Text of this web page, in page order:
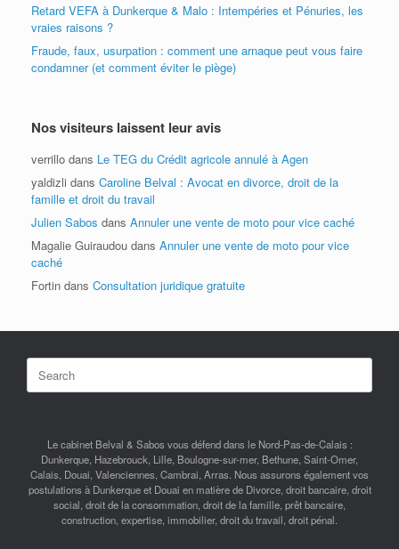
Retard VEFA à Dunkerque & Malo : Intempéries et Pénuries, les
vraies raisons ?
Fraude, faux, usurpation : comment une arnaque peut vous faire
condamner (et comment éviter le piège)
Nos visiteurs laissent leur avis
verrillo dans Le TEG du Crédit agricole annulé à Agen
yaldizli dans Caroline Belval : Avocat en divorce, droit de la
famille et droit du travail
Julien Sabos dans Annuler une vente de moto pour vice caché
Magalie Guiraudou dans Annuler une vente de moto pour vice
caché
Fortin dans Consultation juridique gratuite
Search
for:
Le cabinet Belval & Sabos vous défend dans le Nord-Pas-de-Calais :
Dunkerque, Hazebrouck, Lille, Boulogne-sur-mer, Bethune, Saint-Omer,
Calais, Douai, Valenciennes, Cambrai, Arras. Nous assurons également vos
postulations à Dunkerque et Douai en matière de Divorce, droit bancaire, droit
social, droit de la consommation, droit de la famille, prêt bancaire,
construction, expertise, immobilier, droit du travail, droit pénal.